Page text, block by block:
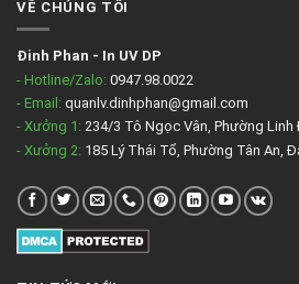
VỀ CHÚNG TÔI
Đinh Phan - In UV DP
- Hotline/Zalo: 0947.98.0022
- Email: quanlv.dinhphan@gmail.com
- Xưởng 1: 234/3 Tô Ngọc Vân, Phường Linh
- Xưởng 2: 185 Lý Thái Tổ, Phường Tân An,